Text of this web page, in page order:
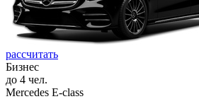
рассчитать
Бизнес
до 4 чел.
Mercedes E-class